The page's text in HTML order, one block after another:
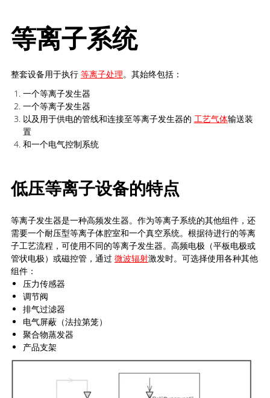
等离子系统
整套设备用于执行 等离子处理。其始终包括：
一个等离子发生器
一个等离子发生器
以及用于供电的管线和连接至等离子发生器的 工艺气体输送装
置
和一个电气控制系统
低压等离子设备的特点
等离子发生器是一种高频发生器。作为等离子系统的其他组件，还
需要一个耐压型等离子体腔室和一个真空系统。根据待进行的等离
子工艺流程，可使用不同的等离子发生器。高频电极（平板电极或
管状电极）或磁控管，通过 微波辐射激发时。可选择使用各种其他
组件：
压力传感器
调节阀
排气过滤器
电气屏蔽（法拉第笼）
聚合物蒸发器
产品支架